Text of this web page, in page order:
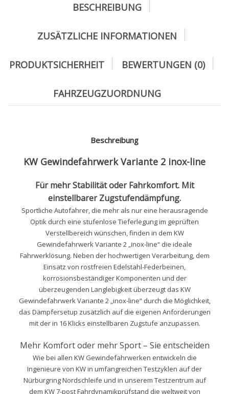
BESCHREIBUNG
ZUSÄTZLICHE INFORMATIONEN
PRODUKTSICHERHEIT BEWERTUNGEN (0)
FAHRZEUGZUORDNUNG
Beschreibung
KW Gewindefahrwerk Variante 2 inox-line
Für mehr Stabilität oder Fahrkomfort. Mit
einstellbarer Zugstufendämpfung.
Sportliche Autofahrer, die mehr als nur eine herausragende
Optik durch eine stufenlose Tieferlegung im geprüften
Verstellbereich wünschen, finden in dem KW
Gewindefahrwerk Variante 2 „inox-line“ die ideale
Fahrwerklösung. Neben der hochwertigen Verarbeitung, dem
Einsatz von rostfreien Edelstahl-Federbeinen,
korrosionsbeständiger Komponenten und der
überzeugenden Langlebigkeit überzeugt das KW
Gewindefahrwerk Variante 2 „inox-line“ durch die Möglichkeit,
das Dämpfersetup zusätzlich auf die eigenen Anforderungen
mit der in 16 Klicks einstellbaren Zugstufe anzupassen.
Mehr Komfort oder mehr Sport – Sie entscheiden
Wie bei allen KW Gewindefahrwerken entwickeln die
Ingenieure von KW in umfangreichen Testzyklen auf der
Nürburgring Nordschleife und in unserem Testzentrum auf
dem KW 7-post Fahrdynamikprüfstand die weltweit von